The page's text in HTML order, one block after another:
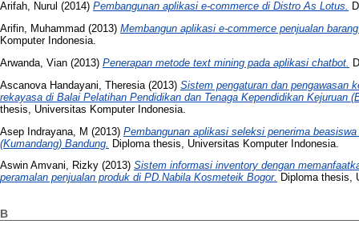
Arifah, Nurul (2014) Pembangunan aplikasi e-commerce di Distro As Lotus.
Arifin, Muhammad (2013) Membangun aplikasi e-commerce penjualan
Komputer Indonesia.
Arwanda, Vian (2013) Penerapan metode text mining pada aplikasi chatbot.
Ascanova Handayani, Theresia (2013) Sistem pengaturan dan pengawasan
rekayasa di Balai Pelatihan Pendidikan dan Tenaga Kependidikan Kejuruan
thesis, Universitas Komputer Indonesia.
Asep Indrayana, M (2013) Pembangunan aplikasi seleksi penerima
(Kumandang) Bandung. Diploma thesis, Universitas Komputer Indonesia.
Aswin Amvani, Rizky (2013) Sistem informasi inventory dengan
peramalan penjualan produk di PD.Nabila Kosmeteik Bogor. Diploma thesis,
B